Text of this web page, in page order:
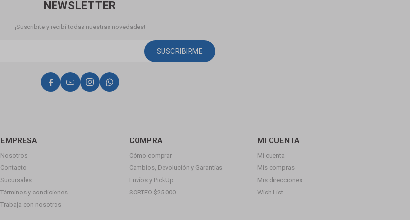
EMPRESA
Nosotros
Contacto
Sucursales
Términos y condiciones
Trabaja con nosotros
COMPRA
Cómo comprar
Cambios, Devolución y Garantías
Envíos y PickUp
SORTEO $25.000
MI CUENTA
Mi cuenta
Mis compras
Mis direcciones
Wish List
NEWSLETTER
¡Suscribite y recibí todas nuestras novedades!
SUSCRIBIRME
   